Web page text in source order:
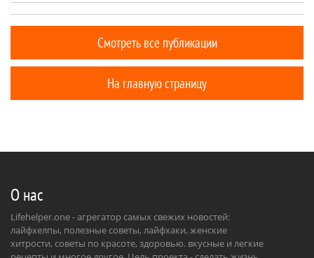
Смотреть все публикации
На главную страницу
О нас
Lifehelper.one - агрегатор самых свежих новостей:
лайфхелпы, полезные советы, лайфхаки, женские
хитрости, советы по красоте, здоровью. вкусные и легкие